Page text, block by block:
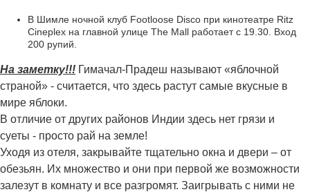
В Шимле ночной клуб Footloose Disco при кинотеатре Ritz
Cineplex на главной улице The Mall работает с 19.30. Вход
200 рупий.
На заметку!!! Гимачал-Прадеш называют «яблочной
страной» - считается, что здесь растут самые вкусные в
мире яблоки.
В отличие от других районов Индии здесь нет грязи и
суеты - просто рай на земле!
Уходя из отеля, закрывайте тщательно окна и двери – от
обезьян. Их множество и они при первой же возможности
залезут в комнату и все разгромят. Заигрывать с ними не